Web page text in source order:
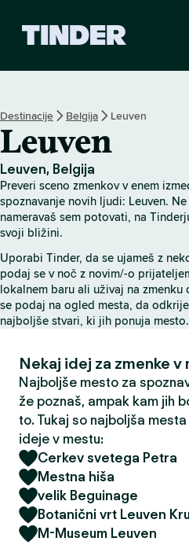
r
m
o
v
Destinacije Belgija Leuven
Leuven
Leuven, Belgija
Preveri sceno zmenkov v enem
spoznavanje novih ljudi: Leuven.
nameravaš sem potovati, na
svoji bližini.
Uporabi Tinder, da se ujameš z
podaj se v noč z novim/-o
lokalnem baru ali uživaj na
se podaj na ogled mesta, da
najboljše stvari, ki jih ponuja mesto.
Nekaj idej za zmenke v
Najboljše mesto za
že poznaš, ampak kam jih
to. Tukaj so najboljša
ideje v mestu:
Cerkev svetega Petra
Mestna hiša
velik Beguinage
Botanični vrt Leuven
M-Museum Leuven